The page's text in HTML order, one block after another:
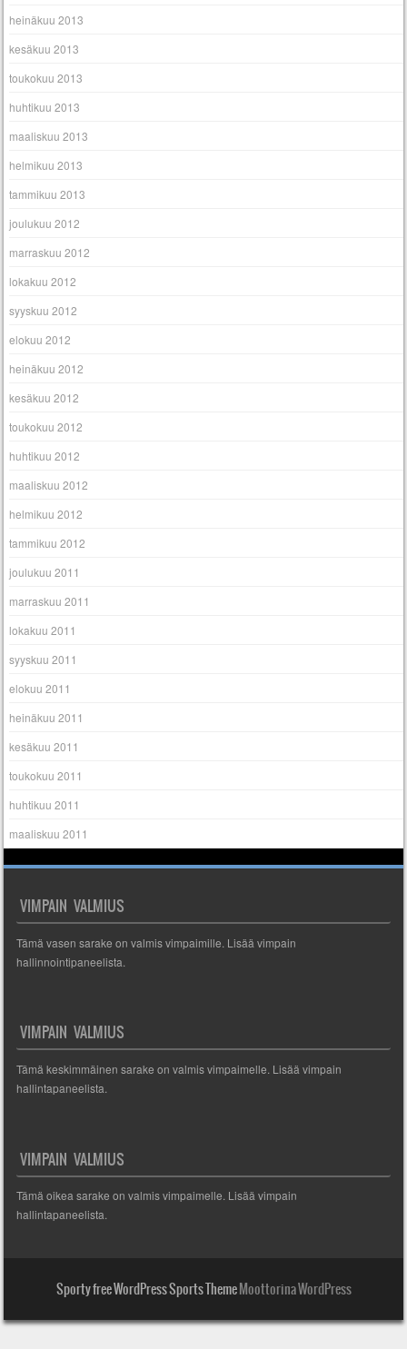
heinäkuu 2013
kesäkuu 2013
toukokuu 2013
huhtikuu 2013
maaliskuu 2013
helmikuu 2013
tammikuu 2013
joulukuu 2012
marraskuu 2012
lokakuu 2012
syyskuu 2012
elokuu 2012
heinäkuu 2012
kesäkuu 2012
toukokuu 2012
huhtikuu 2012
maaliskuu 2012
helmikuu 2012
tammikuu 2012
joulukuu 2011
marraskuu 2011
lokakuu 2011
syyskuu 2011
elokuu 2011
heinäkuu 2011
kesäkuu 2011
toukokuu 2011
huhtikuu 2011
maaliskuu 2011
VIMPAIN VALMIUS
Tämä vasen sarake on valmis vimpaimille. Lisää vimpain
hallinnointipaneelista.
VIMPAIN VALMIUS
Tämä keskimmäinen sarake on valmis vimpaimelle. Lisää vimpain
hallintapaneelista.
VIMPAIN VALMIUS
Tämä oikea sarake on valmis vimpaimelle. Lisää vimpain
hallintapaneelista.
Sporty free WordPress Sports ThemeMoottorina WordPress